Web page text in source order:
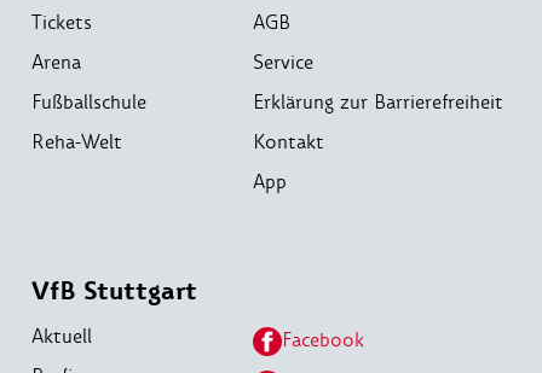
Tickets
Arena
Fußballschule
Reha-Welt
AGB
Service
Erklärung zur Barrierefreiheit
Kontakt
App
VfB Stuttgart
Aktuell
Facebook